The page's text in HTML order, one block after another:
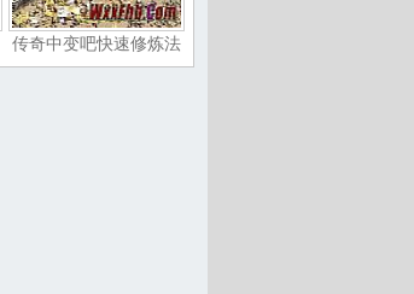
传奇中变吧快速修炼法